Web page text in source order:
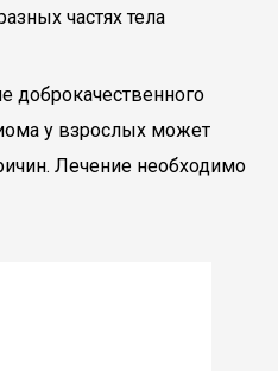
частях тела
доброкачественного
у взрослых может
Лечение необходимо